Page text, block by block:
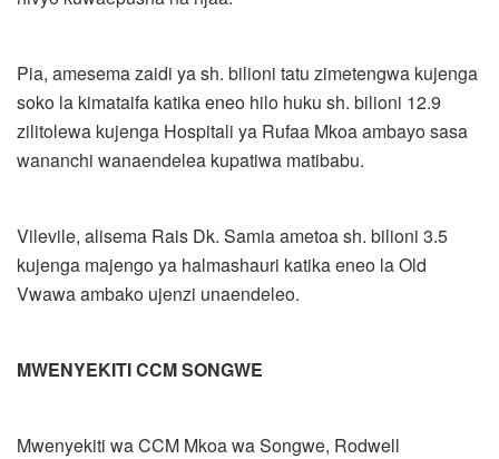
Pia, amesema zaidi ya sh. bilioni tatu zimetengwa kujenga
soko la kimataifa katika eneo hilo huku sh. bilioni 12.9
zilitolewa kujenga Hospitali ya Rufaa Mkoa ambayo sasa
wananchi wanaendelea kupatiwa matibabu.
Vilevile, alisema Rais Dk. Samia ametoa sh. bilioni 3.5
kujenga majengo ya halmashauri katika eneo la Old
Vwawa ambako ujenzi unaendeleo.
MWENYEKITI CCM SONGWE
Mwenyekiti wa CCM Mkoa wa Songwe, Rodwell